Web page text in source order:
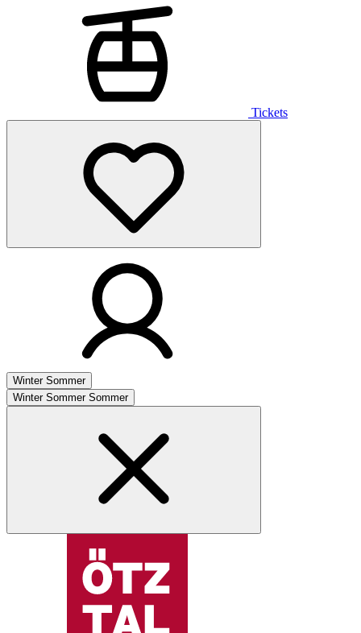
Tickets
Winter Sommer
Winter Sommer Sommer